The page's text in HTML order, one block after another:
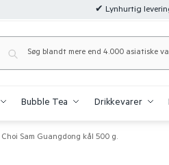
✔ Lynhurtig
Bubble Tea Drikkevarer
Choi Sam Guangdong kål 500 g.